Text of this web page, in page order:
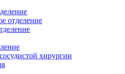
отделение
хирургии